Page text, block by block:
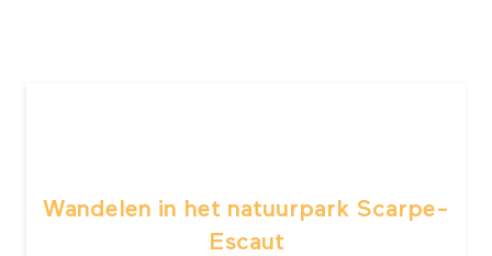
Wandelen in het natuurpark Scarpe-
Escaut